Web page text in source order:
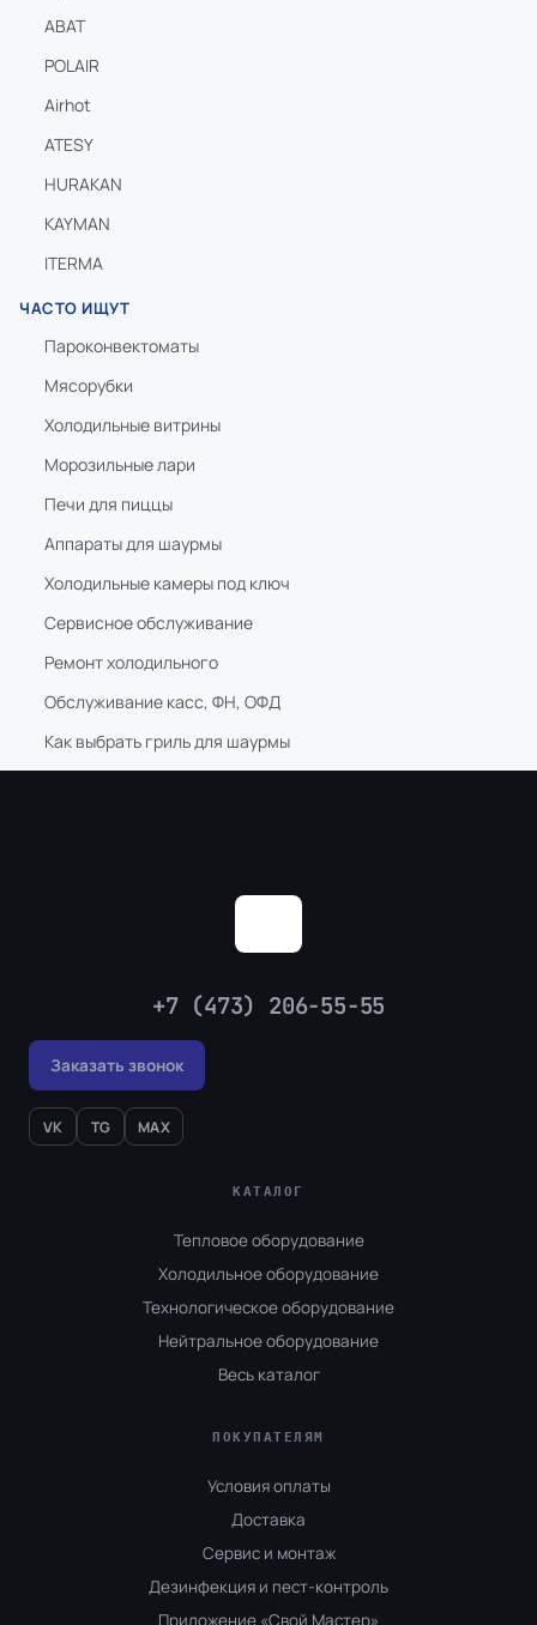
ABAT
POLAIR
Airhot
ATESY
HURAKAN
KAYMAN
ITERMA
ЧАСТО ИЩУТ
Пароконвектоматы
Мясорубки
Холодильные витрины
Морозильные лари
Печи для пиццы
Аппараты для шаурмы
Холодильные камеры под ключ
Сервисное обслуживание
Ремонт холодильного
Обслуживание касс, ФН, ОФД
Как выбрать гриль для шаурмы
+7 (473) 206-55-55
Заказать звонок
VK TG MAX
КАТАЛОГ
Тепловое оборудование
Холодильное оборудование
Технологическое оборудование
Нейтральное оборудование
Весь каталог
ПОКУПАТЕЛЯМ
Условия оплаты
Доставка
Сервис и монтаж
Дезинфекция и пест-контроль
Приложение «Свой Мастер»